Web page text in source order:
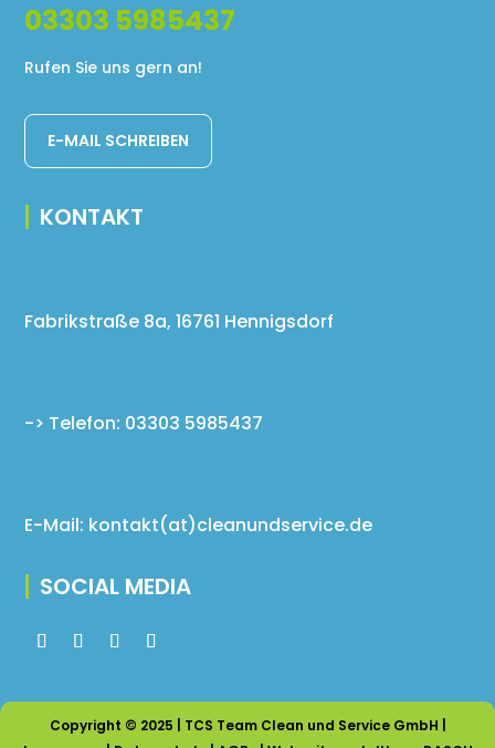
03303 5985437
Rufen Sie uns gern an!
E-MAIL SCHREIBEN
KONTAKT
Fabrikstraße 8a, 16761 Hennigsdorf
-> Telefon: 03303 5985437
E-Mail: kontakt(at)cleanundservice.de
SOCIAL MEDIA
Copyright © 2025 | TCS Team Clean und Service GmbH |